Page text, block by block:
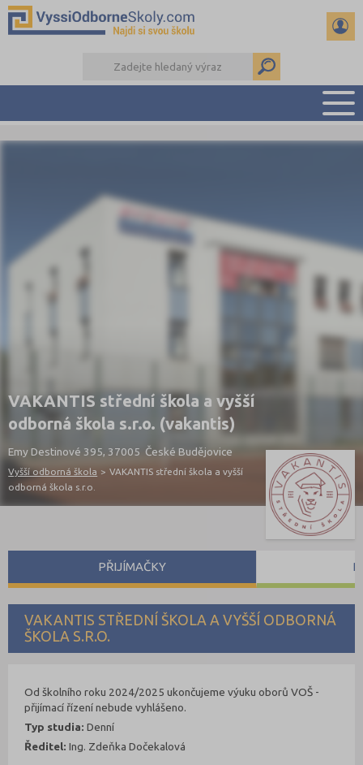
SEMINÁRKY
DALŠÍ DRUHY ŠKOL
VAKANTIS střední škola a vyšší
odborná škola s.r.o. (vakantis)
Emy Destinové 395, 37005 České Budějovice
Vyšší odborná škola > VAKANTIS střední škola a vyšší
odborná škola s.r.o.
VAKANTIS STŘEDNÍ ŠKOLA A VYŠŠÍ ODBORNÁ
ŠKOLA S.R.O.
Od školního roku 2024/2025 ukončujeme výuku oborů VOŠ -
přijímací řízení nebude vyhlášeno.
Typ studia: Denní
Ředitel: Ing. Zdeňka Dočekalová
PŘIJÍMAČKY